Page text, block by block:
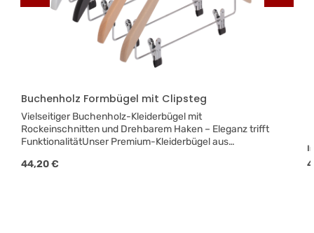
Buchenholz Formbügel mit Clipsteg
Vielseitiger Buchenholz-Kleiderbügel mit
Rockeinschnitten und Drehbarem Haken – Eleganz trifft
FunktionalitätUnser Premium-Kleiderbügel aus
organisierte und stilvolle Aufbewahrung Ihrer
Regulärer Preis:
44,20 €